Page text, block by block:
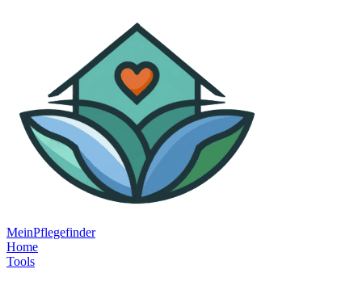
MeinPflegefinder
Home
Tools